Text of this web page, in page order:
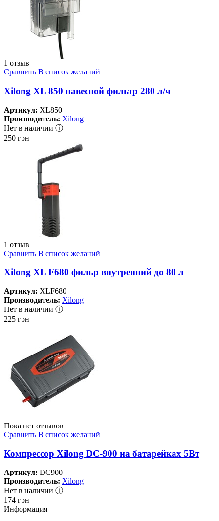
1 отзыв
Сравнить В список желаний
Xilong XL 850 навесной фильтр 280 л/ч
Артикул: XL850
Производитель: Xilong
Нет в наличии ⓘ
250 грн
1 отзыв
Сравнить В список желаний
Xilong XL F680 фильр внутренний до 80 л
Артикул: XLF680
Производитель: Xilong
Нет в наличии ⓘ
225 грн
Пока нет отзывов
Сравнить В список желаний
Компрессор Xilong DC-900 на батарейках 5Вт
Артикул: DC900
Производитель: Xilong
Нет в наличии ⓘ
174 грн
Информация